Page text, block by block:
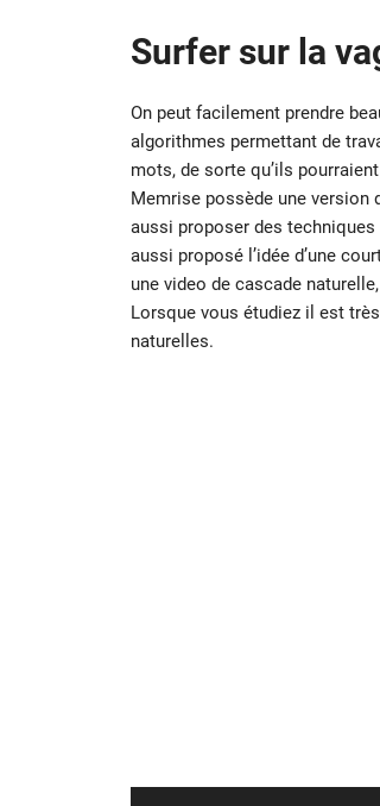
Surfer sur la
On peut facilement prendre
algorithmes permettant de
mots, de sorte qu’ils
Memrise possède une version
aussi proposer des
aussi proposé l’idée d’une
une video de cascade
Lorsque vous étudiez il est
naturelles.